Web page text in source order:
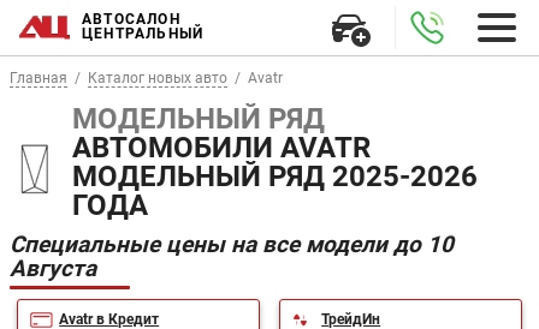
АВТОСАЛОН
ЦЕНТРАЛЬНЫЙ
Главная Каталог новых авто Avatr
МОДЕЛЬНЫЙ РЯД
АВТОМОБИЛИ AVATR
МОДЕЛЬНЫЙ РЯД 2025-2026
ГОДА
Специальные цены на все модели до 10
Августа
Avatr в Кредит ТрейдИн